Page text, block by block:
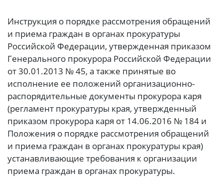
Инструкция о порядке рассмотрения обращений
и приема граждан в органах прокуратуры
Российской Федерации, утвержденная приказом
Генерального прокурора Российской Федерации
от 30.01.2013 № 45, а также принятые во
исполнение ее положений организационно-
распорядительные документы прокурора каря
(регламент прокуратуры края, утвержденный
приказом прокурора каря от 14.06.2016 № 184 и
Положения о порядке рассмотрения обращений
и приема граждан в органах прокуратуры края)
устанавливающие требования к организации
приема граждан в органах прокуратуры.